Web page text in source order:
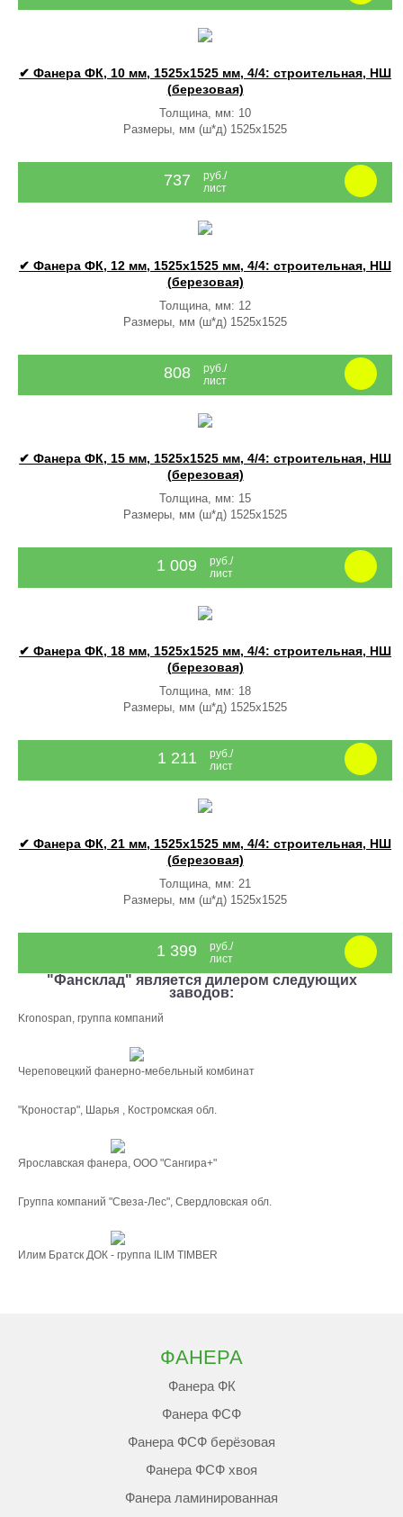
✔ Фанера ФК, 10 мм, 1525x1525 мм, 4/4: строительная, НШ
(березовая)
Толщина, мм: 10
Размеры, мм (ш*д) 1525x1525
737
руб./
лист
✔ Фанера ФК, 12 мм, 1525x1525 мм, 4/4: строительная, НШ
(березовая)
Толщина, мм: 12
Размеры, мм (ш*д) 1525x1525
808
руб./
лист
✔ Фанера ФК, 15 мм, 1525x1525 мм, 4/4: строительная, НШ
(березовая)
Толщина, мм: 15
Размеры, мм (ш*д) 1525x1525
1 009
руб./
лист
✔ Фанера ФК, 18 мм, 1525x1525 мм, 4/4: строительная, НШ
(березовая)
Толщина, мм: 18
Размеры, мм (ш*д) 1525x1525
1 211
руб./
лист
✔ Фанера ФК, 21 мм, 1525x1525 мм, 4/4: строительная, НШ
(березовая)
Толщина, мм: 21
Размеры, мм (ш*д) 1525x1525
1 399
руб./
лист
"Фансклад" является дилером следующих
заводов:
Kronospan, группа компаний
Череповецкий фанерно-мебельный комбинат
"Кроностар", Шарья , Костромская обл.
Ярославская фанера, ООО "Сангира+"
Группа компаний "Свеза-Лес", Свердловская обл.
Илим Братск ДОК - группа ILIM TIMBER
ФАНЕРА
Фанера ФК
Фанера ФСФ
Фанера ФСФ берёзовая
Фанера ФСФ хвоя
Фанера ламинированная